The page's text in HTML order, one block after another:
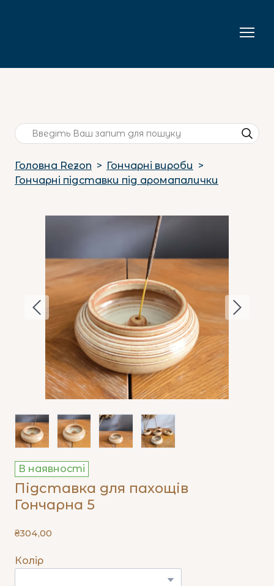
Головна Rezon
Гончарні вироби
Гончарні підставки під аромапалички
В наявності
Підставка для пахощів
Гончарна 5
₴304,00
Колір